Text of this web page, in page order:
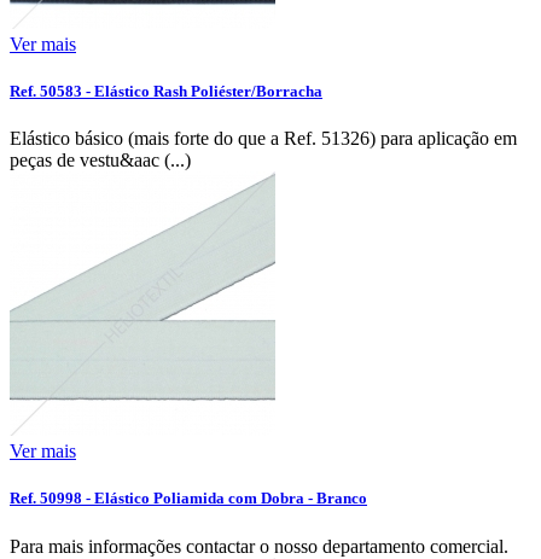
Ver mais
Ref. 50583 - Elástico Rash Poliéster/Borracha
Elástico básico (mais forte do que a Ref. 51326) para aplicação em
peças de vestu&aac (...)
Ver mais
Ref. 50998 - Elástico Poliamida com Dobra - Branco
Para mais informações contactar o nosso departamento comercial.